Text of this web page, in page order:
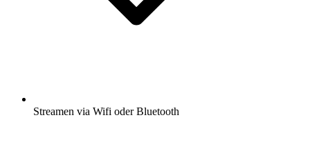
Streamen via Wifi oder Bluetooth